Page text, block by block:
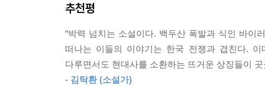
여주-충주-문경을 거쳐, 낙동강-금오산을 넘어, 마
백두산이 폭발하고 식인 바이러스가 퍼진 한반
고성능 아웃도어 손목시계로 치밀하게 계산해 피
고군분투하는 길 위의 기록이며 탈출담이다.
그의 유일한 목표.
추천평
“박력 넘치는 소설이다. 백두산 폭발과 식인 바이
떠나는 이들의 이야기는 한국 전쟁과 겹친다.
다루면서도 현대사를 소환하는 뜨거운 상징들이
- 김탁환 (소설가)